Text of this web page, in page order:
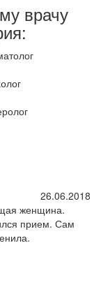
врачу
26.06.2018
женщина.
прием. Сам